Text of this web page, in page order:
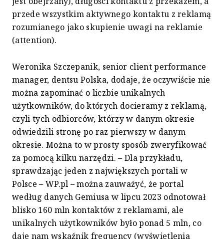
przede wszystkim aktywnego kontaktu z reklamą
rozumianego jako skupienie uwagi na reklamie
(attention).
Weronika Szczepanik, senior client performance
manager, dentsu Polska, dodaje, że oczywiście nie
można zapominać o liczbie unikalnych
użytkowników, do których docieramy z reklamą,
czyli tych odbiorców, którzy w danym okresie
odwiedzili stronę po raz pierwszy w danym
okresie. Można to w prosty sposób zweryfikować
za pomocą kilku narzędzi. – Dla przykładu,
sprawdzając jeden z największych portali w
Polsce – WP.pl – można zauważyć, że portal
według danych Gemiusa w lipcu 2023 odnotował
blisko 160 mln kontaktów z reklamami, ale
unikalnych użytkowników było ponad 5 mln, co
daje nam wskaźnik frequency (wyświetlenia